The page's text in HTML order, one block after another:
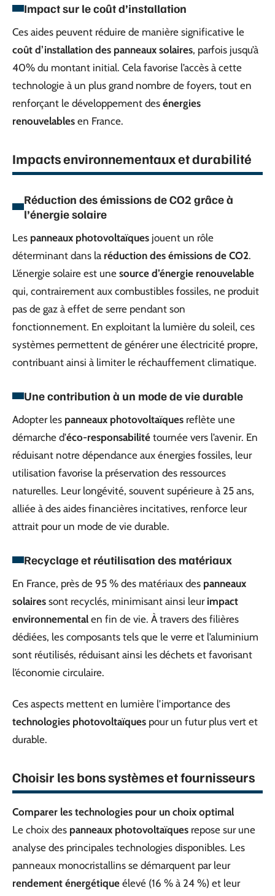
Impact sur le coût d’installation
Ces aides peuvent réduire de manière significative le
coût d’installation des panneaux solaires, parfois jusqu’à
40% du montant initial. Cela favorise l’accès à cette
technologie à un plus grand nombre de foyers, tout en
renforçant le développement des énergies
renouvelables en France.
Impacts environnementaux et durabilité
Réduction des émissions de CO2 grâce à
l’énergie solaire
Les panneaux photovoltaïques jouent un rôle
déterminant dans la réduction des émissions de CO2.
L’énergie solaire est une source d’énergie renouvelable
qui, contrairement aux combustibles fossiles, ne produit
pas de gaz à effet de serre pendant son
fonctionnement. En exploitant la lumière du soleil, ces
systèmes permettent de générer une électricité propre,
contribuant ainsi à limiter le réchauffement climatique.
Une contribution à un mode de vie durable
Adopter les panneaux photovoltaïques reflète une
démarche d’éco-responsabilité tournée vers l’avenir. En
réduisant notre dépendance aux énergies fossiles, leur
utilisation favorise la préservation des ressources
naturelles. Leur longévité, souvent supérieure à 25 ans,
alliée à des aides financières incitatives, renforce leur
attrait pour un mode de vie durable.
Recyclage et réutilisation des matériaux
En France, près de 95 % des matériaux des panneaux
solaires sont recyclés, minimisant ainsi leur impact
environnemental en fin de vie. À travers des filières
dédiées, les composants tels que le verre et l’aluminium
sont réutilisés, réduisant ainsi les déchets et favorisant
l’économie circulaire.
Ces aspects mettent en lumière l’importance des
technologies photovoltaïques pour un futur plus vert et
durable.
Choisir les bons systèmes et fournisseurs
Comparer les technologies pour un choix optimal
Le choix des panneaux photovoltaïques repose sur une
analyse des principales technologies disponibles. Les
panneaux monocristallins se démarquent par leur
rendement énergétique élevé (16 % à 24 %) et leur